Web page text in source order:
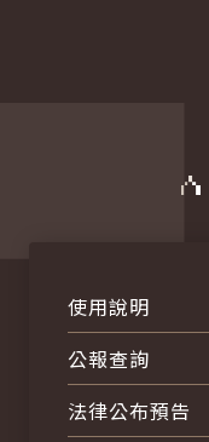
使用說明
公報查詢
法律公布預告